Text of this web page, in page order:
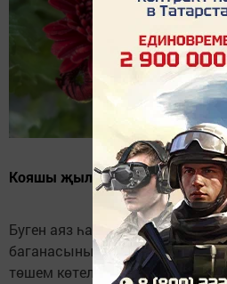
Кояшы җылы... Көне салкынча.
Буген аяз һава торышы.
баганасының +3...+19
төшем көтелми.